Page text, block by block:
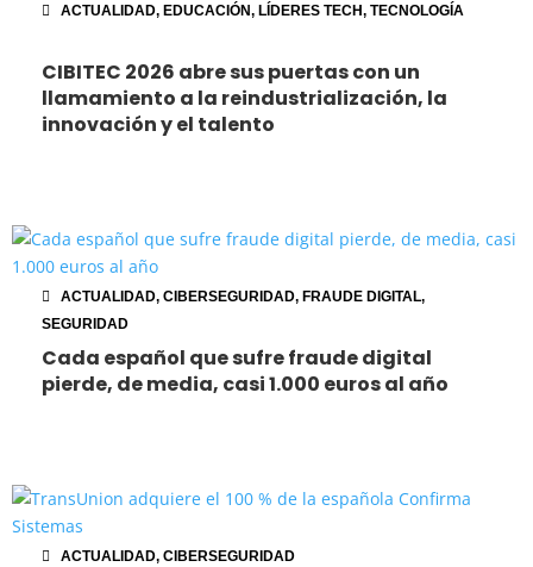
ACTUALIDAD, EDUCACIÓN, LÍDERES TECH, TECNOLOGÍA
CIBITEC 2026 abre sus puertas con un
llamamiento a la reindustrialización, la
innovación y el talento
ACTUALIDAD, CIBERSEGURIDAD, FRAUDE DIGITAL,
SEGURIDAD
Cada español que sufre fraude digital
pierde, de media, casi 1.000 euros al año
ACTUALIDAD, CIBERSEGURIDAD